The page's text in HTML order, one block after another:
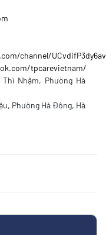
channel/
tpcarevietnam/
Nhậm, Phường Hà
Phường Hà Đông, Hà